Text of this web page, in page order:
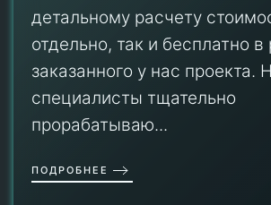
детальному расчету
отдельно, так и бесплатно в
заказанного у нас проекта.
специалисты тщательно
прорабатываю...
ПОДРОБНЕЕ